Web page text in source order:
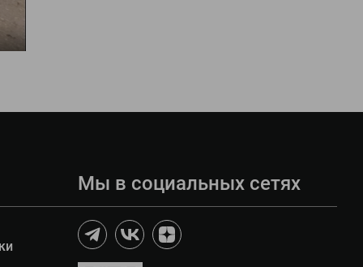
Мы в социальных сетях